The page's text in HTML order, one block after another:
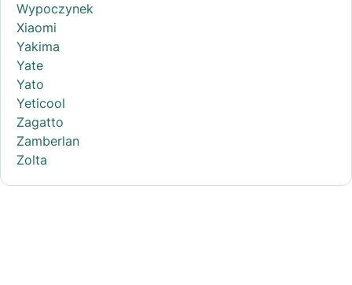
Wypoczynek
Xiaomi
Yakima
Yate
Yato
Yeticool
Zagatto
Zamberlan
Zolta